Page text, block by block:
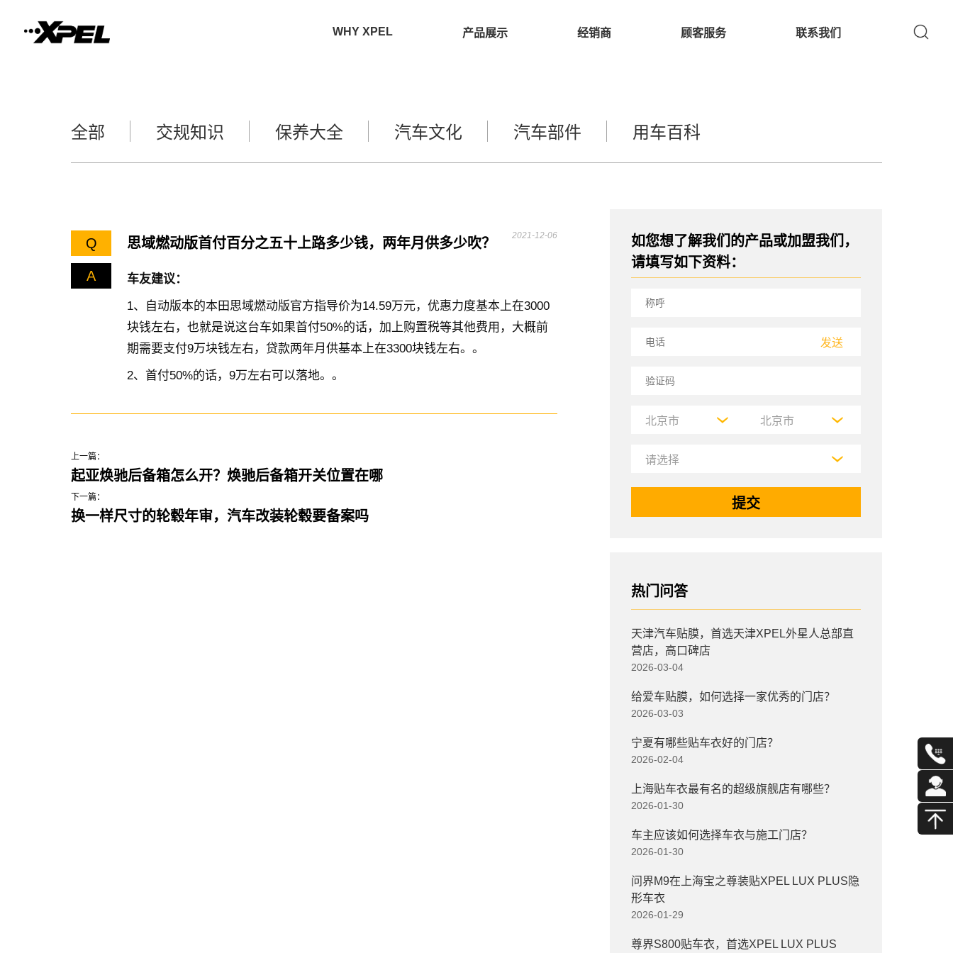
WHY XPEL 产品展示 经销商 顾客服务 联系我们
全部 交规知识 保养大全 汽车文化 汽车部件 用车百科
Q 思域燃动版首付百分之五十上路多少钱，两年月供多少吹？ 2021-12-06
A
车友建议：
1、自动版本的本田思域燃动版官方指导价为14.59万元，优惠力度基本上在3000
块钱左右，也就是说这台车如果首付50%的话，加上购置税等其他费用，大概前
期需要支付9万块钱左右，贷款两年月供基本上在3300块钱左右。。
2、首付50%的话，9万左右可以落地。。
上一篇：
起亚焕驰后备箱怎么开？焕驰后备箱开关位置在哪
下一篇：
换一样尺寸的轮毂年审，汽车改装轮毂要备案吗
如您想了解我们的产品或加盟我们，
请填写如下资料：
发送
热门问答
天津汽车贴膜，首选天津XPEL外星人总部直
营店，高口碑店
2026-03-04
给爱车贴膜，如何选择一家优秀的门店？
2026-03-03
宁夏有哪些贴车衣好的门店？
2026-02-04
上海贴车衣最有名的超级旗舰店有哪些？
2026-01-30
车主应该如何选择车衣与施工门店？
2026-01-30
问界M9在上海宝之尊装贴XPEL LUX PLUS隐
形车衣
2026-01-29
尊界S800贴车衣，首选XPEL LUX PLUS